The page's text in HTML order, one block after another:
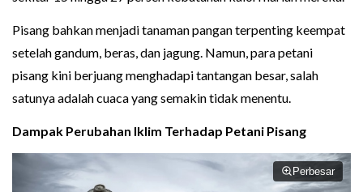
Pisang bahkan menjadi tanaman pangan terpenting keempat
setelah gandum, beras, dan jagung. Namun, para petani
pisang kini berjuang menghadapi tantangan besar, salah
satunya adalah cuaca yang semakin tidak menentu.
Dampak Perubahan Iklim Terhadap Petani Pisang
Perbesar